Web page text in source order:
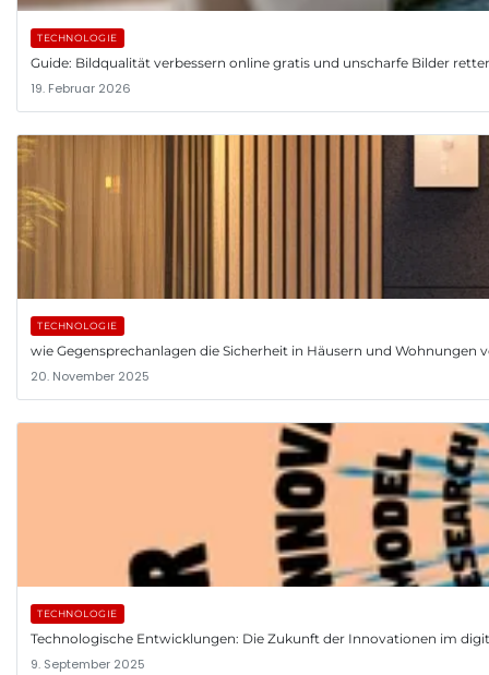
TECHNOLOGIE
Guide: Bildqualität verbessern online gratis und unscharfe Bilder
19. Februar 2026
TECHNOLOGIE
wie Gegensprechanlagen die Sicherheit in Häusern und Wohnungen
20. November 2025
TECHNOLOGIE
Technologische Entwicklungen: Die Zukunft der Innovationen im
9. September 2025